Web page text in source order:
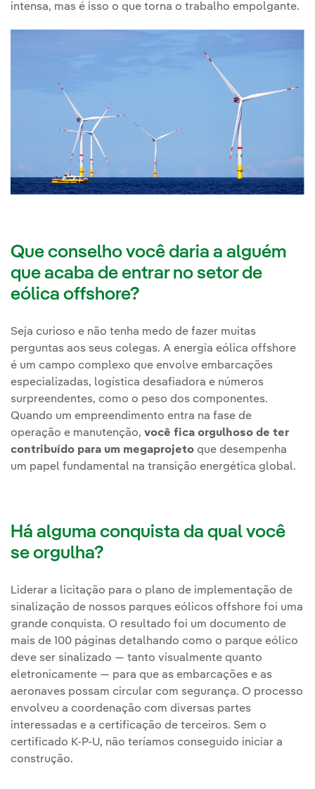
intensa, mas é isso o que torna o trabalho empolgante.
Que conselho você daria a alguém
que acaba de entrar no setor de
eólica offshore?
Seja curioso e não tenha medo de fazer muitas
perguntas aos seus colegas. A energia eólica offshore
é um campo complexo que envolve embarcações
especializadas, logística desafiadora e números
surpreendentes, como o peso dos componentes.
Quando um empreendimento entra na fase de
operação e manutenção, você fica orgulhoso de ter
contribuído para um megaprojeto que desempenha
um papel fundamental na transição energética global.
Há alguma conquista da qual você
se orgulha?
Liderar a licitação para o plano de implementação de
sinalização de nossos parques eólicos offshore foi uma
grande conquista. O resultado foi um documento de
mais de 100 páginas detalhando como o parque eólico
deve ser sinalizado — tanto visualmente quanto
eletronicamente — para que as embarcações e as
aeronaves possam circular com segurança. O processo
envolveu a coordenação com diversas partes
interessadas e a certificação de terceiros. Sem o
certificado K-P-U, não teríamos conseguido iniciar a
construção.